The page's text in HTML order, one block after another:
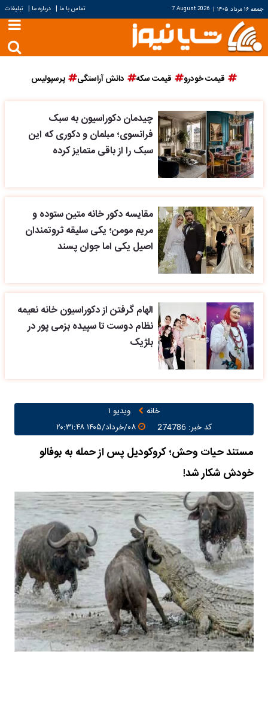
جمعه ۱۶ مرداد ۱۴۰۵ |
7 August 2026 تماس با ما | درباره ما | تبلیغات
قیمت خودرو قیمت سکه دانش آراستگی پرسپولیس
چیدمان دکوراسیون به سبک
فرانسوی؛ مبلمان و دکوری که این
سبک را از باقی متمایز کرده
مقایسه دکور خانه متین ستوده و
مریم مومن؛ یکی سلیقه ثروتمندان
اصیل یکی اما جوان پسند
الهام گرفتن از دکوراسیون خانه نعیمه
نظام دوست تا سپیده بزمی پور در
بلژیک
خانه
ویدیو ۱
کد خبر: 274786
مستند حیات وحش؛ کروکودیل پس از حمله به بوفالو
خودش شکار شد!